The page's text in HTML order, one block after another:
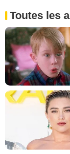
Toutes les